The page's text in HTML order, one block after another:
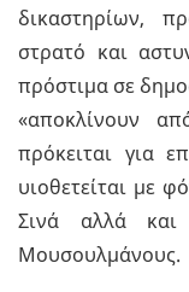
δικαστηρίων,
στρατό και
πρόστιμα σε
«αποκλίνουν
πρόκειται για
υιοθετείται με
Σινά αλλά και
Μουσουλμάνους.